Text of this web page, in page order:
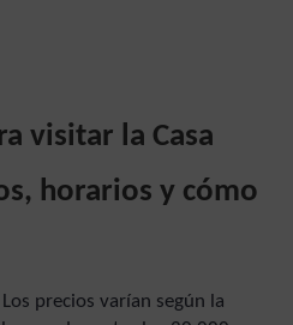
visitar la Casa
horarios y cómo
Los precios varían según la